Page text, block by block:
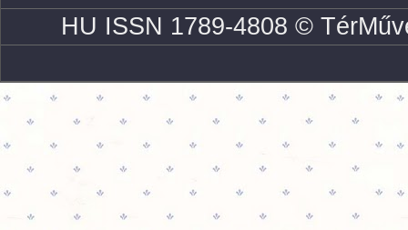
HU ISSN 1789-4808 ©